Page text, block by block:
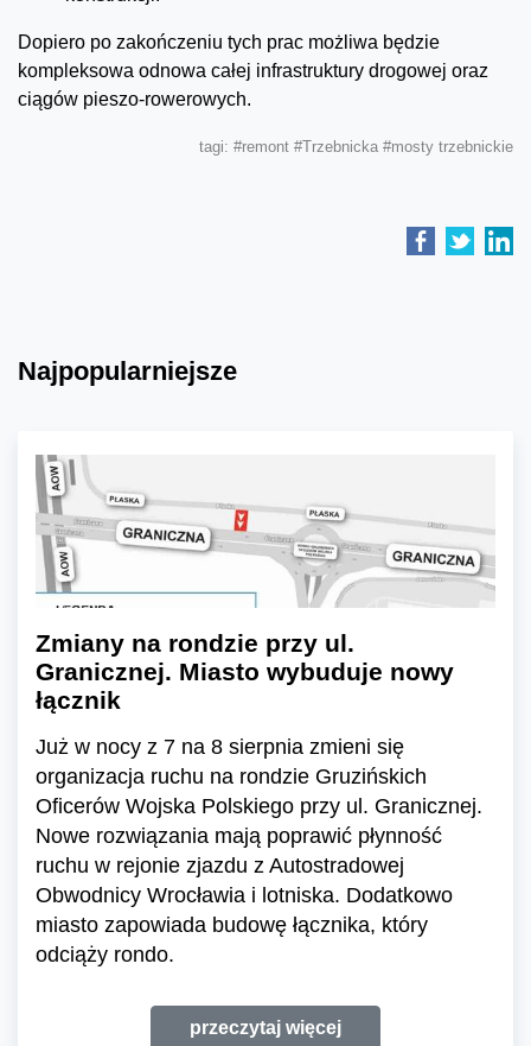
Dopiero po zakończeniu tych prac możliwa będzie
kompleksowa odnowa całej infrastruktury drogowej oraz
ciągów pieszo-rowerowych.
tagi: #remont #Trzebnicka #mosty trzebnickie
Najpopularniejsze
Zmiany na rondzie przy ul.
Granicznej. Miasto wybuduje nowy
łącznik
Już w nocy z 7 na 8 sierpnia zmieni się
organizacja ruchu na rondzie Gruzińskich
Oficerów Wojska Polskiego przy ul. Granicznej.
Nowe rozwiązania mają poprawić płynność
ruchu w rejonie zjazdu z Autostradowej
Obwodnicy Wrocławia i lotniska. Dodatkowo
miasto zapowiada budowę łącznika, który
odciąży rondo.
przeczytaj więcej